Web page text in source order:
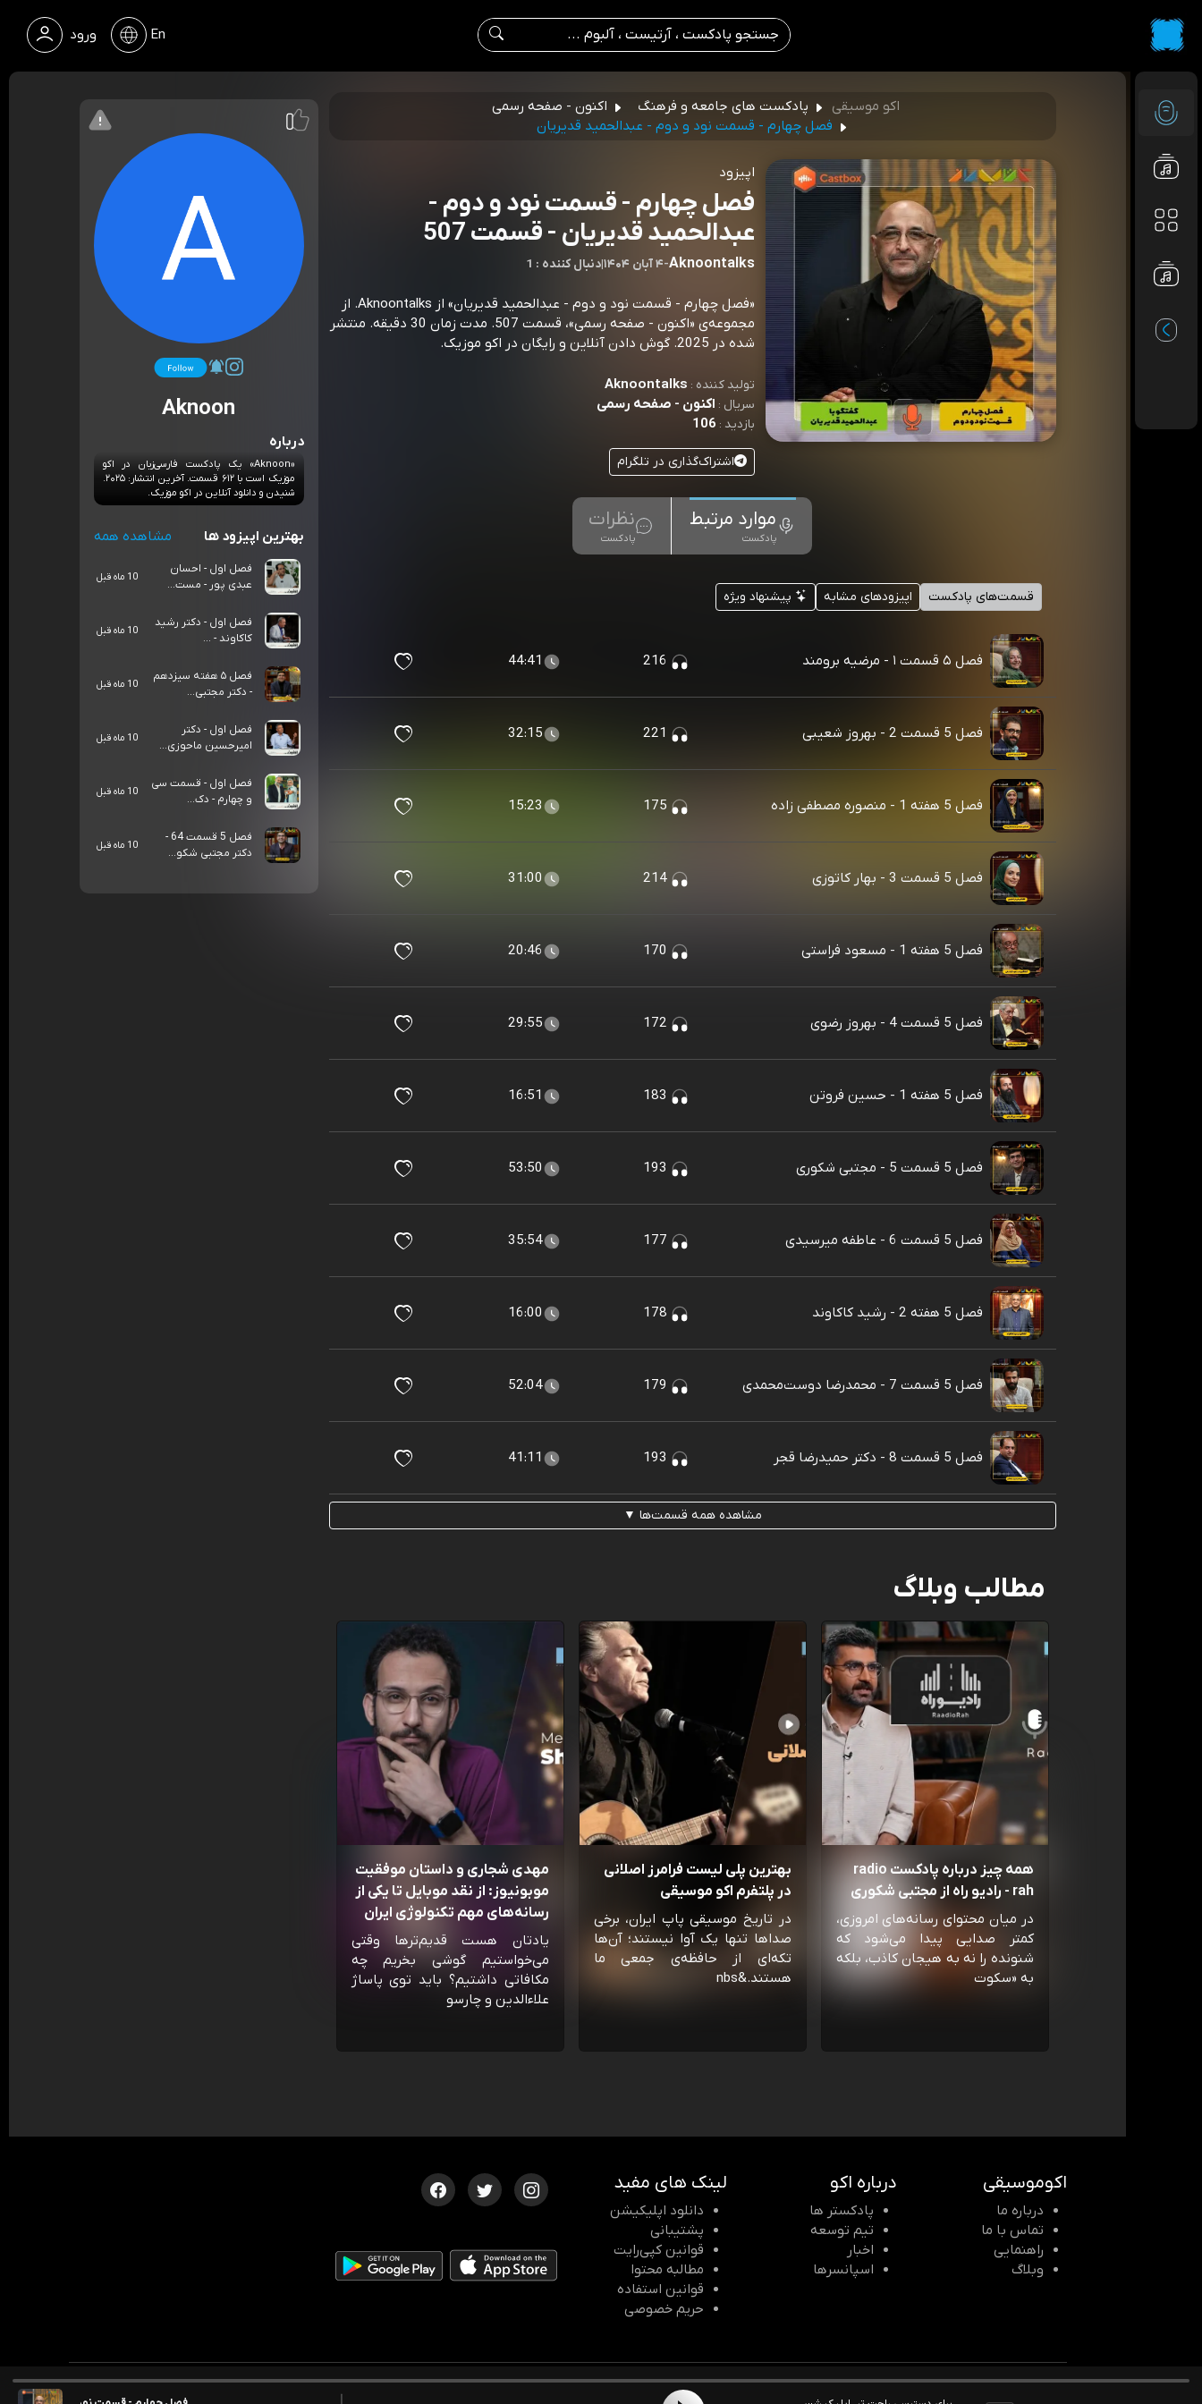
ورود En
اکو موسیقی پادکست های جامعه و فرهنگ
اکنون - صفحه رسمی
فصل چهارم - قسمت نود و دوم - عبدالحمید قدیریان
اپیزود
فصل چهارم - قسمت نود و دوم -
عبدالحمید قدیریان - قسمت 507
Aknoontalks
-۴ آبان ۱۴۰۴ |1 : دنبال کننده
«فصل چهارم - قسمت نود و دوم - عبدالحمید قدیریان» از Aknoontalks. از
مجموعه‌ی «اکنون - صفحه رسمی»، قسمت 507. مدت زمان 30 دقیقه. منتشر
شده در 2025. گوش دادن آنلاین و رایگان در اکو موزیک.
تولید کننده : Aknoontalks
سریال : اکنون - صفحه رسمی
بازدید : 106
اشتراک‌گذاری در تلگرام
موارد مرتبط
پادکست
نظرات
پادکست
قسمت‌های پادکست اپیزودهای مشابه پیشنهاد ویژه
فصل ۵ قسمت ۱ - مرضیه برومند 44:41
فصل 5 قسمت 2 - بهروز شعیبی 32:15
فصل 5 هفته 1 - منصوره مصطفی زاده 15:23
فصل 5 قسمت 3 - بهار کاتوزی 214
31:00
فصل 5 هفته 1 - مسعود فراستی 20:46
فصل 5 قسمت 4 - بهروز رضوی 29:55
فصل 5 هفته 1 - حسین فروتن 16:51
فصل 5 قسمت 5 - مجتبی شکوری 53:50
فصل 5 قسمت 6 - عاطفه میرسیدی 35:54
فصل 5 هفته 2 - رشید کاکاوند 16:00
فصل 5 قسمت 7 - محمدرضا دوست‌محمدی 52:04
فصل 5 قسمت 8 - دکتر حمیدرضا قجر 41:11
مشاهده همه قسمت‌ها ▼
مطالب وبلاگ
همه چیز درباره پادکست radio
rah - رادیو راه از مجتبی شکوری
در میان محتوای رسانه‌های امروزی،
کمتر صدایی پیدا می‌شود که
شنونده را نه به هیجان کاذب، بلکه
به «سکوت
بهترین پلی لیست فرامرز اصلانی
در پلتفرم اکو موسیقی
در تاریخ موسیقی پاپ ایران، برخی
صداها تنها یک آوا نیستند؛ آن‌ها
تکه‌ای از حافظه‌ی جمعی ما
هستند.&nbs
مهدی شجاری و داستان موفقیت
موبونیوز: از نقد موبایل تا یکی از
رسانه‌‌های مهم تکنولوژی ایران
یادتان هست قدیم‌ترها وقتی
می‌خواستیم گوشی بخریم چه
مکافاتی داشتیم؟ باید توی پاساژ
علاءالدین و چارسو
Aknoon
درباره
«Aknoon» یک پادکست فارسی‌زبان در اکو
موزیک است با ۶۱۲ قسمت. آخرین انتشار: ۲۰۲۵.
شنیدن و دانلود آنلاین در اکو موزیک.
بهترین اپیزود ها مشاهده همه
فصل اول - احسان
عبدی پور - مست...
10 ماه قبل
فصل اول - دکتر رشید
کاکاوند - ...
10 ماه قبل
فصل ۵ هفته سیزدهم
- دکتر مجتبی...
10 ماه قبل
فصل اول - دکتر
امیرحسین ماحوزی...
10 ماه قبل
فصل اول - قسمت سی
و چهارم - دک...
10 ماه قبل
فصل 5 قسمت 64 -
دکتر مجتبی شکو...
10 ماه قبل
اکوموسیقی
درباره ما
تماس با ما
راهنمایی
وبلاگ
درباره اکو
پادکستر ها
تیم توسعه
اخبار
اسپانسرها
لینک های مفید
دانلود اپلیکیشن
پشتیبانی
قوانین کپی‌رایت
مطالبه محتوا
قوانین استفاده
حریم خصوصی
© 2026 Echomusic & Podcast